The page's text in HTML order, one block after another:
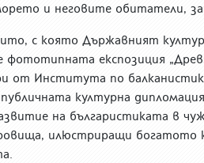
и неговите обитатели,
с която Държавният
фототипната експозиция
от Института по
културна
на българистиката в
илюстриращи богатото